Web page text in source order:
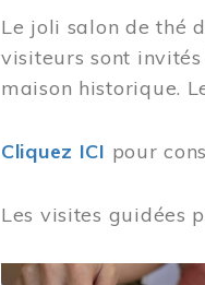
Le joli salon de thé
visiteurs sont
maison historique.
Cliquez ICI pour
Les visites guidées
Image